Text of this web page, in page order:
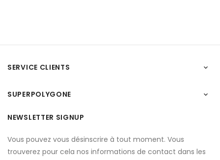
SERVICE CLIENTS 
SUPERPOLYGONE 
NEWSLETTER SIGNUP
Vous pouvez vous désinscrire à tout moment. Vous
trouverez pour cela nos informations de contact dans les